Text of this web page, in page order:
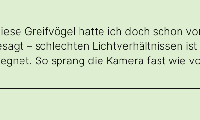
Greifvögel hatte ich doch schon
– schlechten Lichtverhältnissen
So sprang die Kamera fast wie